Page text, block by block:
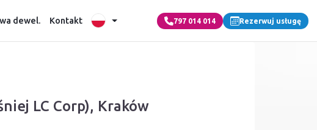
dewel. Kontakt 797 014 014 Rezerwuj usługę
LC Corp), Kraków